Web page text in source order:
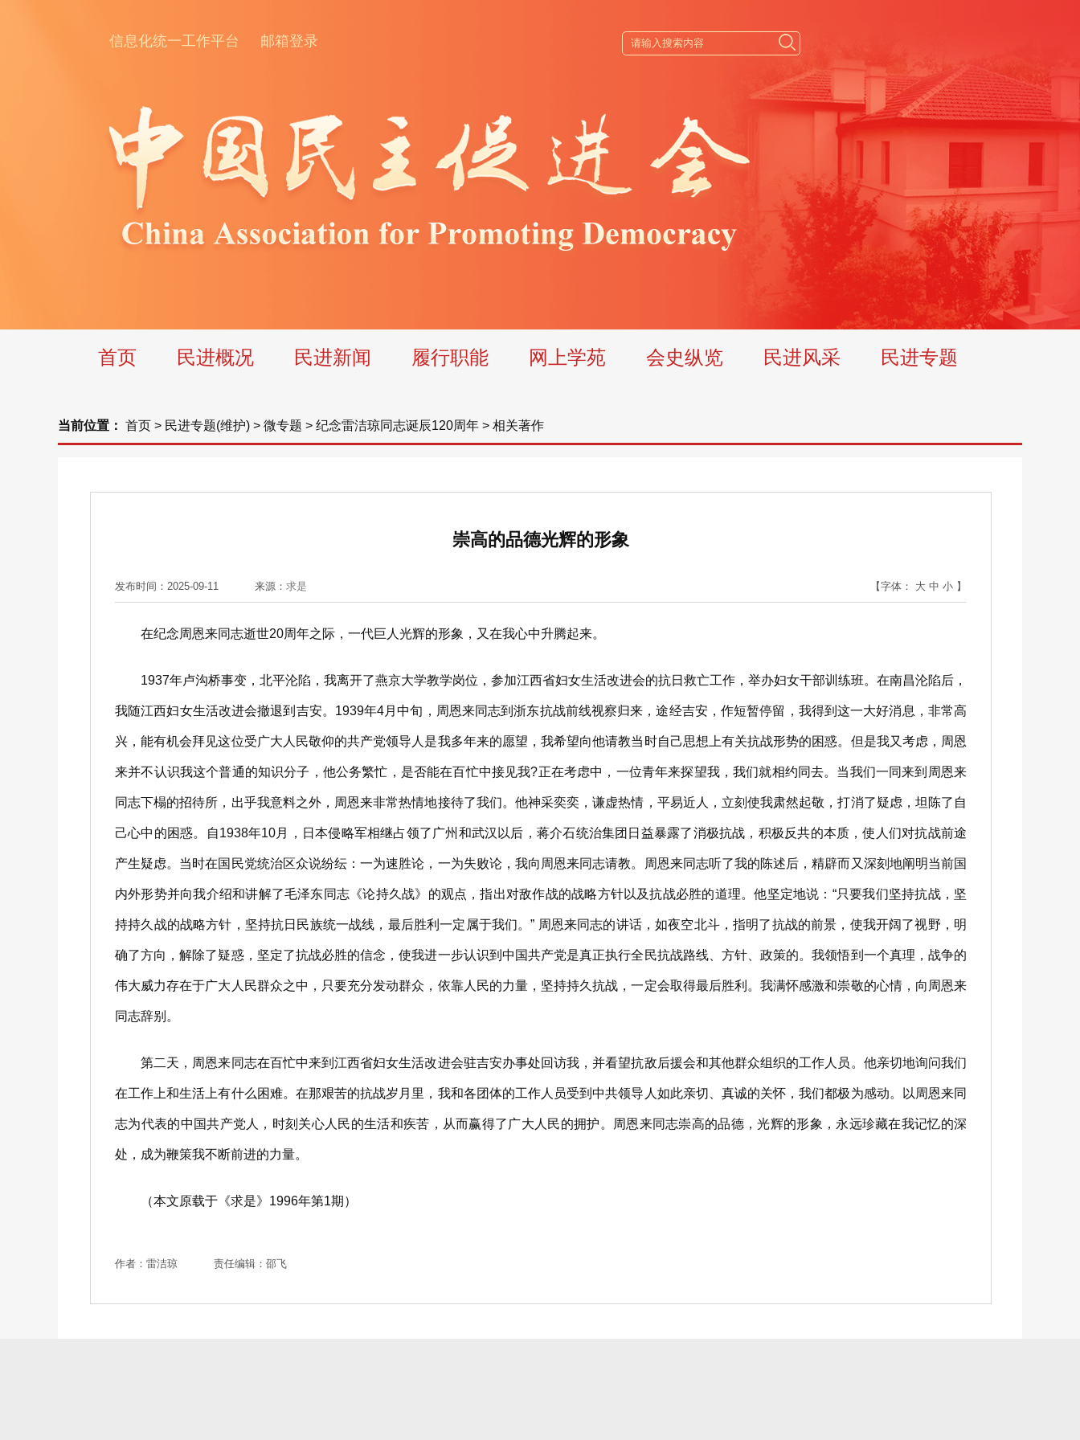
信息化统一工作平台 邮箱登录
首页 民进概况 民进新闻 履行职能 网上学苑 会史纵览 民进风采 民进专题
当前位置： 首页 > 民进专题(维护) > 微专题 > 纪念雷洁琼同志诞辰120周年 > 相关著作
崇高的品德光辉的形象
发布时间：2025-09-11 来源： 求是 【字体： 大 中 小 】
在纪念周恩来同志逝世20周年之际，一代巨人光辉的形象，又在我心中升腾起来。
1937年卢沟桥事变，北平沦陷，我离开了燕京大学教学岗位，参加江西省妇女生活改进会的抗日救亡工作，举办妇女干部训练班。在南昌沦陷后，
我随江西妇女生活改进会撤退到吉安。1939年4月中旬，周恩来同志到浙东抗战前线视察归来，途经吉安，作短暂停留，我得到这一大好消息，非常高
兴，能有机会拜见这位受广大人民敬仰的共产党领导人是我多年来的愿望，我希望向他请教当时自己思想上有关抗战形势的困惑。但是我又考虑，周恩
来并不认识我这个普通的知识分子，他公务繁忙，是否能在百忙中接见我?正在考虑中，一位青年来探望我，我们就相约同去。当我们一同来到周恩来
同志下榻的招待所，出乎我意料之外，周恩来非常热情地接待了我们。他神采奕奕，谦虚热情，平易近人，立刻使我肃然起敬，打消了疑虑，坦陈了自
己心中的困惑。自1938年10月，日本侵略军相继占领了广州和武汉以后，蒋介石统治集团日益暴露了消极抗战，积极反共的本质，使人们对抗战前途
产生疑虑。当时在国民党统治区众说纷纭：一为速胜论，一为失败论，我向周恩来同志请教。周恩来同志听了我的陈述后，精辟而又深刻地阐明当前国
内外形势并向我介绍和讲解了毛泽东同志《论持久战》的观点，指出对敌作战的战略方针以及抗战必胜的道理。他坚定地说：“只要我们坚持抗战，坚
持持久战的战略方针，坚持抗日民族统一战线，最后胜利一定属于我们。” 周恩来同志的讲话，如夜空北斗，指明了抗战的前景，使我开阔了视野，明
确了方向，解除了疑惑，坚定了抗战必胜的信念，使我进一步认识到中国共产党是真正执行全民抗战路线、方针、政策的。我领悟到一个真理，战争的
伟大威力存在于广大人民群众之中，只要充分发动群众，依靠人民的力量，坚持持久抗战，一定会取得最后胜利。我满怀感激和崇敬的心情，向周恩来
同志辞别。
第二天，周恩来同志在百忙中来到江西省妇女生活改进会驻吉安办事处回访我，并看望抗敌后援会和其他群众组织的工作人员。他亲切地询问我们
在工作上和生活上有什么困难。在那艰苦的抗战岁月里，我和各团体的工作人员受到中共领导人如此亲切、真诚的关怀，我们都极为感动。以周恩来同
志为代表的中国共产党人，时刻关心人民的生活和疾苦，从而赢得了广大人民的拥护。周恩来同志崇高的品德，光辉的形象，永远珍藏在我记忆的深
处，成为鞭策我不断前进的力量。
（本文原载于《求是》1996年第1期）
作者：雷洁琼 责任编辑：邵飞